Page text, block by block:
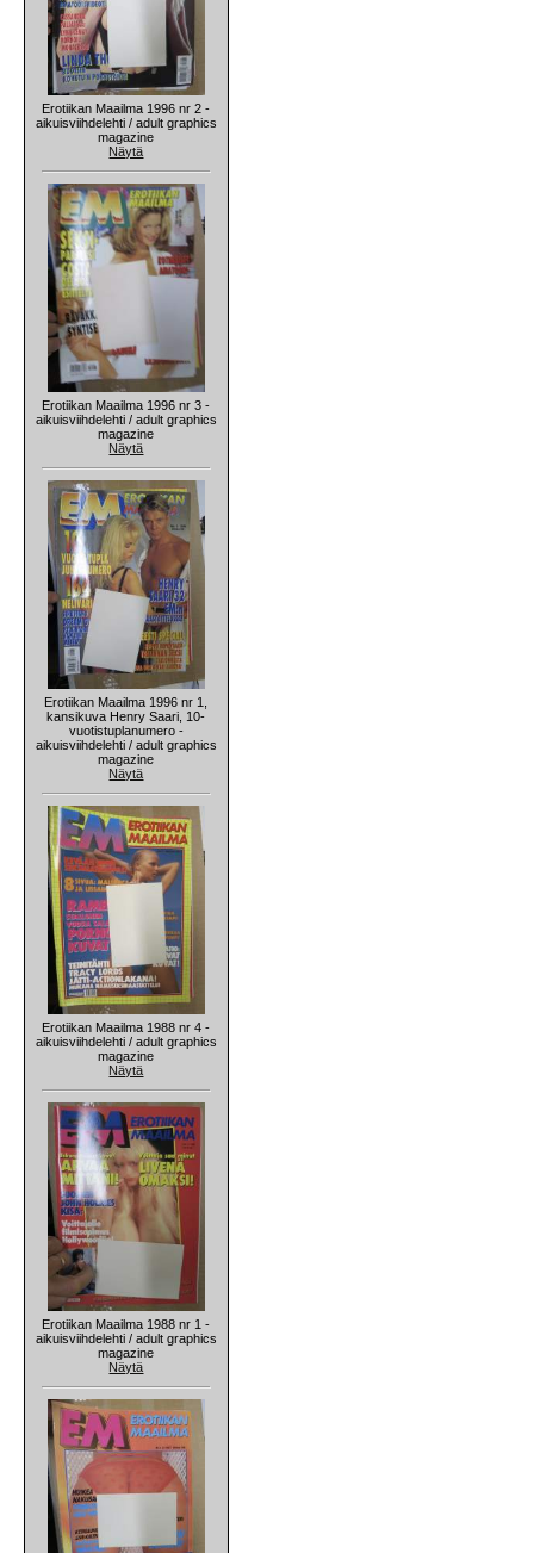
Erotiikan Maailma 1996 nr 2 -
aikuisviihdelehti / adult graphics
magazine
Näytä
Erotiikan Maailma 1996 nr 3 -
aikuisviihdelehti / adult graphics
magazine
Näytä
Erotiikan Maailma 1996 nr 1,
kansikuva Henry Saari, 10-
vuotistuplanumero -
aikuisviihdelehti / adult graphics
magazine
Näytä
Erotiikan Maailma 1988 nr 4 -
aikuisviihdelehti / adult graphics
magazine
Näytä
Erotiikan Maailma 1988 nr 1 -
aikuisviihdelehti / adult graphics
magazine
Näytä